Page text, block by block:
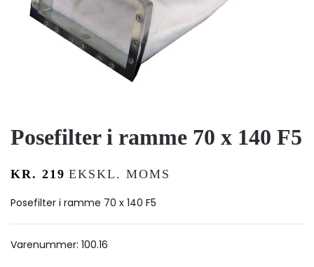
Posefilter i ramme 70 x 140 F5
KR. 219 EKSKL. MOMS
Posefilter i ramme 70 x 140 F5
Varenummer: 100.16